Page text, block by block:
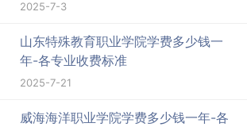
2025-7-3
山东特殊教育职业学院学费多少钱一
年-各专业收费标准
2025-7-21
威海海洋职业学院学费多少钱一年-各